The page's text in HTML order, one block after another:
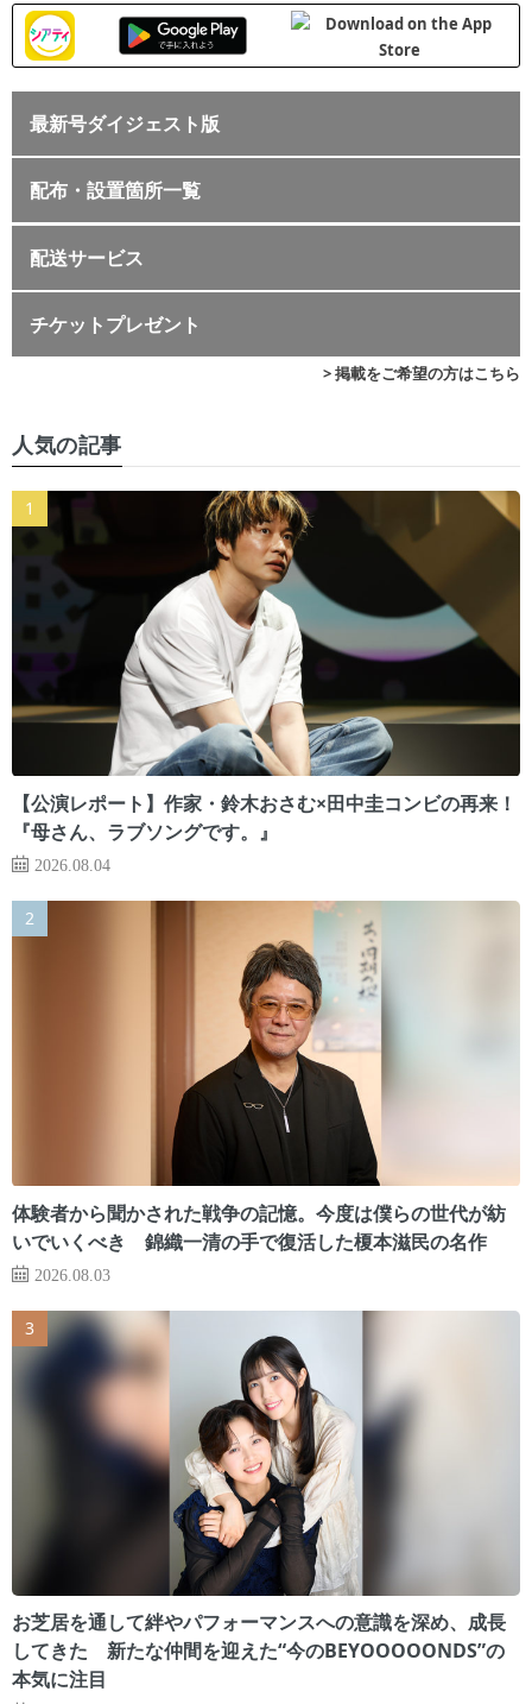
最新号ダイジェスト版
配布・設置箇所一覧
配送サービス
チケットプレゼント
> 掲載をご希望の方はこちら
人気の記事
【公演レポート】作家・鈴木おさむ×田中圭コンビの再来！
『母さん、ラブソングです。』
2026.08.04
体験者から聞かされた戦争の記憶。今度は僕らの世代が紡
いでいくべき 錦織一清の手で復活した榎本滋民の名作
2026.08.03
お芝居を通して絆やパフォーマンスへの意識を深め、成長
してきた 新たな仲間を迎えた“今のBEYOOOOONDS”の
本気に注目